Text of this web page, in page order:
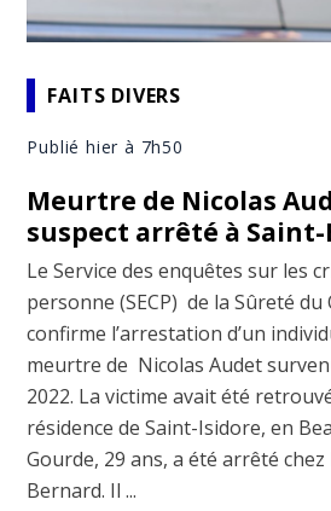
FAITS DIVERS
Publié hier à 7h50
Meurtre de Nicolas
suspect arrêté à
Le Service des enquêtes sur les
personne (SECP) de la Sûreté du
confirme l’arrestation d’un
meurtre de Nicolas Audet
2022. La victime avait été
résidence de Saint-Isidore, en
Gourde, 29 ans, a été arrêté chez
Bernard. Il ...